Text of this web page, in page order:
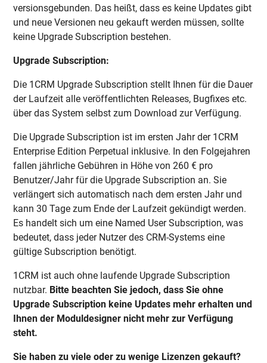
versionsgebunden. Das heißt, dass es keine Updates gibt
und neue Versionen neu gekauft werden müssen, sollte
keine Upgrade Subscription bestehen.
Upgrade Subscription:
Die 1CRM Upgrade Subscription stellt Ihnen für die Dauer
der Laufzeit alle veröffentlichten Releases, Bugfixes etc.
über das System selbst zum Download zur Verfügung.
Die Upgrade Subscription ist im ersten Jahr der 1CRM
Enterprise Edition Perpetual inklusive. In den Folgejahren
fallen jährliche Gebühren in Höhe von 260 € pro
Benutzer/Jahr für die Upgrade Subscription an. Sie
verlängert sich automatisch nach dem ersten Jahr und
kann 30 Tage zum Ende der Laufzeit gekündigt werden.
Es handelt sich um eine Named User Subscription, was
bedeutet, dass jeder Nutzer des CRM-Systems eine
gültige Subscription benötigt.
1CRM ist auch ohne laufende Upgrade Subscription
nutzbar. Bitte beachten Sie jedoch, dass Sie ohne
Upgrade Subscription keine Updates mehr erhalten und
Ihnen der Moduldesigner nicht mehr zur Verfügung
steht.
Sie haben zu viele oder zu wenige Lizenzen gekauft?